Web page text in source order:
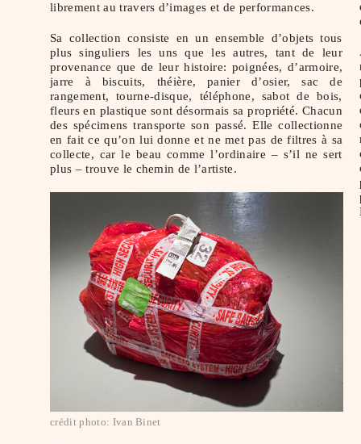
librement au travers d’images et de performances.
Sa collection consiste en un ensemble d’objets tous
plus singuliers les uns que les autres, tant de leur
provenance que de leur histoire: poignées, d’armoire,
jarre à biscuits, théière, panier d’osier, sac de
rangement, tourne-disque, téléphone, sabot de bois,
fleurs en plastique sont désormais sa propriété. Chacun
des spécimens transporte son passé. Elle collectionne
en fait ce qu’on lui donne et ne met pas de filtres à sa
collecte, car le beau comme l’ordinaire – s’il ne sert
plus – trouve le chemin de l’artiste.
crédit photo: Ivan Binet